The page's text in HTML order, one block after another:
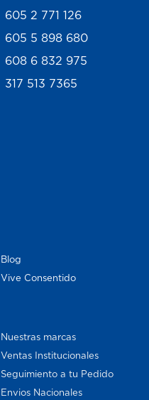
605 2 771 126
605 5 898 680
608 6 832 975
317 513 7365
Blog
Vive Consentido
Nuestras marcas
Ventas Institucionales
Seguimiento a tu Pedido
Envios Nacionales